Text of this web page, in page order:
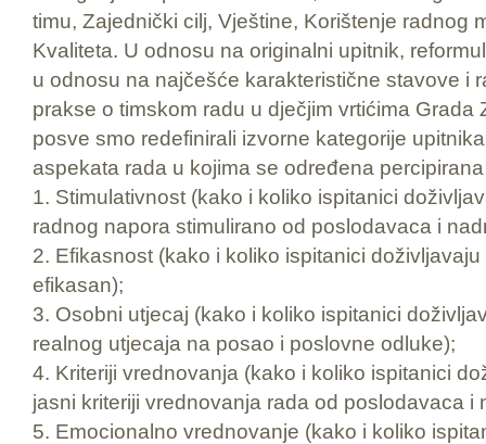
timu, Zajednički cilj, Vještine, Korištenje radnog
Kvaliteta. U odnosu na originalni upitnik,
u odnosu na najčešće karakteristične stavove i
prakse o timskom radu u dječjim vrtićima Grada
posve smo redefinirali izvorne kategorije
aspekata rada u kojima se određena
1. Stimulativnost (kako i koliko ispitanici
radnog napora stimulirano od poslodavaca i
2. Efikasnost (kako i koliko ispitanici
efikasan);
3. Osobni utjecaj (kako i koliko ispitanici
realnog utjecaja na posao i poslovne odluke);
4. Kriteriji vrednovanja (kako i koliko ispitanici
jasni kriteriji vrednovanja rada od poslodavaca i
5. Emocionalno vrednovanje (kako i koliko